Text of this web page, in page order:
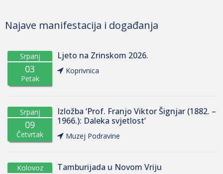
Najave manifestacija i događanja
Srpanj
03
Petak
Ljeto na Zrinskom 2026.
Koprivnica
Srpanj
09
Četvrtak
Izložba ‘Prof. Franjo Viktor Šignjar (1882. –
1966.): Daleka svjetlost’
Muzej Podravine
Kolovoz Tamburijada u Novom Vriju